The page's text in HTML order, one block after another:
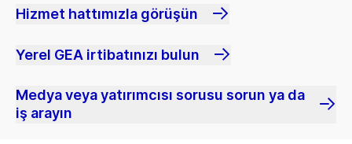
Hizmet hattımızla görüşün
Yerel GEA irtibatınızı bulun
Medya veya yatırımcısı sorusu sorun ya da
iş arayın